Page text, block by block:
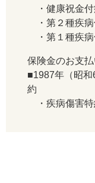
・健康祝金付
・第２種疾病
・第１種疾病
保険金のお支払
■1987年（昭
約
・疾病傷害特